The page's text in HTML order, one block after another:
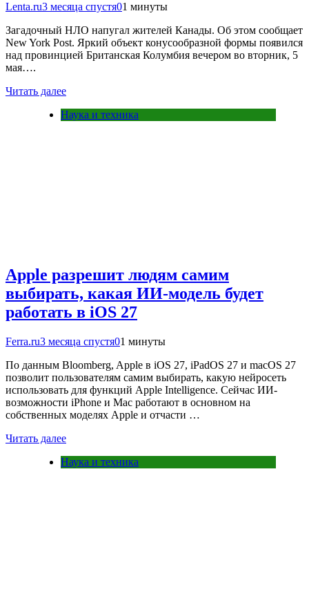
Lenta.ru3 месяца спустя01 минуты
Загадочный НЛО напугал жителей Канады. Об этом сообщает
New York Post. Яркий объект конусообразной формы появился
над провинцией Британская Колумбия вечером во вторник, 5
мая….
Читать далее
Наука и техника
Apple разрешит людям самим
выбирать, какая ИИ-модель будет
работать в iOS 27
Ferra.ru3 месяца спустя01 минуты
По данным Bloomberg, Apple в iOS 27, iPadOS 27 и macOS 27
позволит пользователям самим выбирать, какую нейросеть
использовать для функций Apple Intelligence. Сейчас ИИ-
возможности iPhone и Mac работают в основном на
собственных моделях Apple и отчасти …
Читать далее
Наука и техника